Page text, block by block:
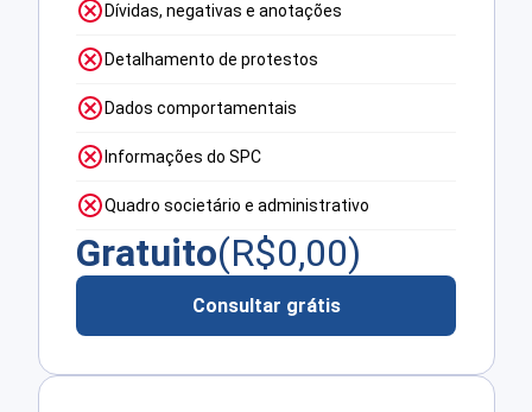
Dívidas, negativas e anotações
Detalhamento de protestos
Dados comportamentais
Informações do SPC
Quadro societário e administrativo
Gratuito(R$0,00)
Consultar grátis